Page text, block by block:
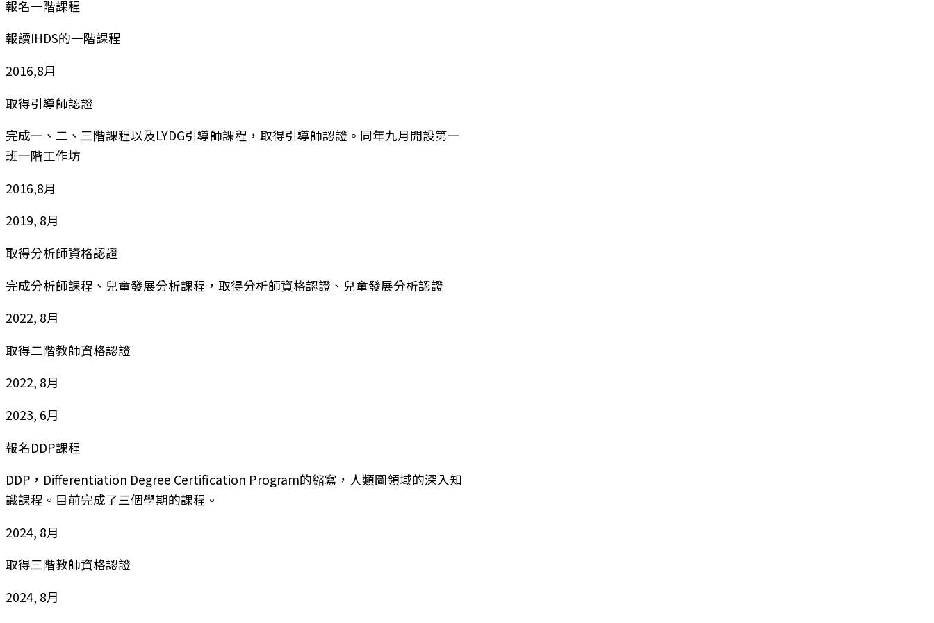
報名一階課程
報讀IHDS的一階課程
2016,8月
取得引導師認證
完成一、二、三階課程以及LYDG引導師課程，取得引導師認證。同年九月開設第一
班一階工作坊
2016,8月
2019, 8月
取得分析師資格認證
完成分析師課程、兒童發展分析課程，取得分析師資格認證、兒童發展分析認證
2022, 8月
取得二階教師資格認證
2022, 8月
2023, 6月
報名DDP課程
DDP，Differentiation Degree Certification Program的縮寫，人類圖領域的深入知
識課程。目前完成了三個學期的課程。
2024, 8月
取得三階教師資格認證
2024, 8月